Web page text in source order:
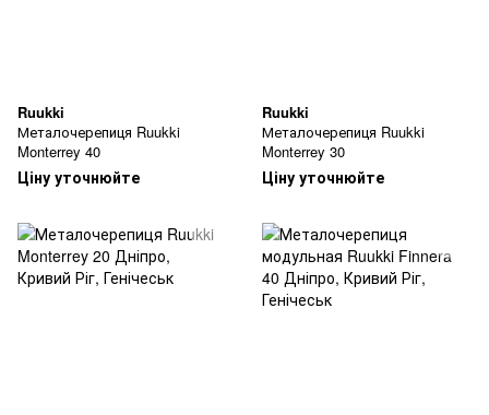
Ruukki
Металочерепиця Ruukki
Monterrey 40
Ціну уточнюйте
Ruukki
Металочерепиця Ruukki
Monterrey 30
Ціну уточнюйте